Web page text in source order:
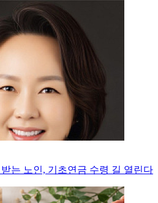
는 노인, 기초연금 수령 길 열린다